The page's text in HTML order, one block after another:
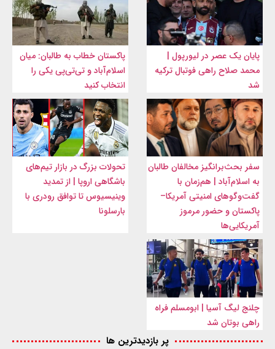
پایان یک عصر در لیورپول |
محمد صلاح راهی فوتبال ترکیه
شد
پاکستان خطاب به طالبان: میان
اسلام‌آباد و تی‌تی‌پی یکی را
انتخاب کنید
سفر بحث‌برانگیز مخالفان طالبان
به اسلام‌آباد | هم‌زمان با
گفت‌وگوهای امنیتی آمریکا–
پاکستان و حضور مرموز
آمریکایی‌ها
تحولات بزرگ در بازار تیم‌های
باشگاهی اروپا | از تمدید
وینیسیوس تا توافق رودری با
بارسلونا
چلنج لیگ آسیا | ابومسلم فراه
راهی بوتان شد
پر بازدیدترین ها